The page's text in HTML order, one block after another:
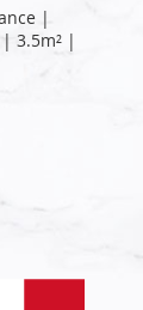
|
3.5m² |